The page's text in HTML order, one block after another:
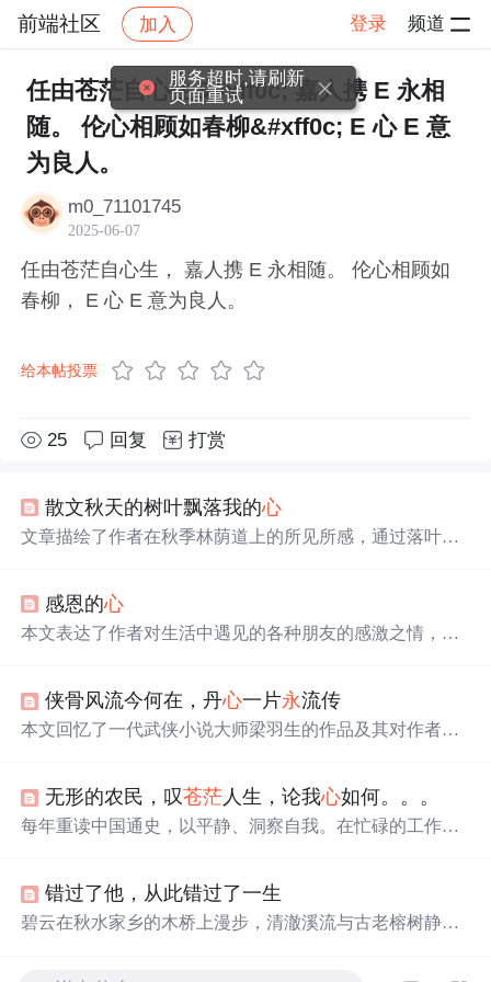
前端社区 加入 登录 频道
社区 前端社区 感慨 帖子详情
任由苍茫自心生&#xff0c; 嘉人携 E 永相
随。 伦心相顾如春柳&#xff0c; E 心 E 意
为良人。
m0_71101745
2025-06-07
任由苍茫自心生， 嘉人携 E 永相随。 伦心相顾如
春柳， E 心 E 意为良人。
给本帖投票
25 回复 打赏
散文秋天的树叶飘落我的心
文章描绘了作者在秋季林荫道上的所见所感，通过落叶的
感恩的心
本文表达了作者对生活中遇见的各种朋友的感激之情，无
侠骨风流今何在，丹心一片永流传
本文回忆了一代武侠小说大师梁羽生的作品及其对作者成
无形的农民，叹苍茫人生，论我心如何。。。
每年重读中国通史，以平静、洞察自我。在忙碌的工作
音乐找到内心 的平静。
错过了他，从此错过了一生
碧云在秋水家乡的木桥上漫步，清澈溪流与古老榕树静默
服务超时,请刷新
页面重试